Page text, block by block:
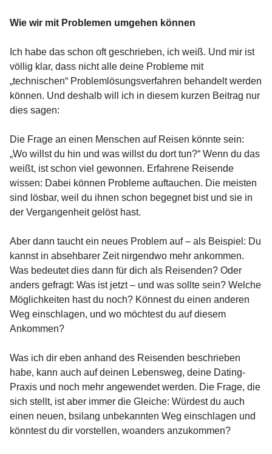
Wie wir mit Problemen umgehen können
Ich habe das schon oft geschrieben, ich weiß. Und mir ist
völlig klar, dass nicht alle deine Probleme mit
„technischen“ Problemlösungsverfahren behandelt werden
können. Und deshalb will ich in diesem kurzen Beitrag nur
dies sagen:
Die Frage an einen Menschen auf Reisen könnte sein:
„Wo willst du hin und was willst du dort tun?“ Wenn du das
weißt, ist schon viel gewonnen. Erfahrene Reisende
wissen: Dabei können Probleme auftauchen. Die meisten
sind lösbar, weil du ihnen schon begegnet bist und sie in
der Vergangenheit gelöst hast.
Aber dann taucht ein neues Problem auf – als Beispiel: Du
kannst in absehbarer Zeit nirgendwo mehr ankommen.
Was bedeutet dies dann für dich als Reisenden? Oder
anders gefragt: Was ist jetzt – und was sollte sein? Welche
Möglichkeiten hast du noch? Könnest du einen anderen
Weg einschlagen, und wo möchtest du auf diesem
Ankommen?
Was ich dir eben anhand des Reisenden beschrieben
habe, kann auch auf deinen Lebensweg, deine Dating-
Praxis und noch mehr angewendet werden. Die Frage, die
sich stellt, ist aber immer die Gleiche: Würdest du auch
einen neuen, bsilang unbekannten Weg einschlagen und
könntest du dir vorstellen, woanders anzukommen?